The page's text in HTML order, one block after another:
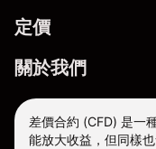
定價
關於我們
差價合約 (CFD) 是一
能放大收益，但同樣